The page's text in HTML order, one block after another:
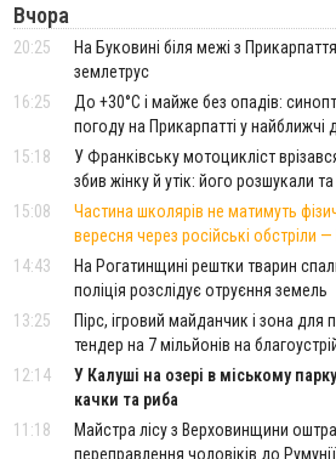
Вчора
20:25
На Буковині біля межі з
землетрус
16:25
До +30°C і майже без опадів:
погоду на Прикарпатті у найближчі
15:18
У Франківську мотоцикліст
збив жінку й утік: його розшукали
15:08
Частина школярів не матимуть
вересня через російські обстріли
14:43
На Рогатинщині рештки тварин
поліція розслідує отруєння земель
13:25
Пірс, ігровий майданчик і зона для
тендер на 7 мільйонів на
12:14
У Калуші на озері в міському
качки та риба
11:18
Майстра лісу з Верховинщини
переправлення чоловіків до Румунії